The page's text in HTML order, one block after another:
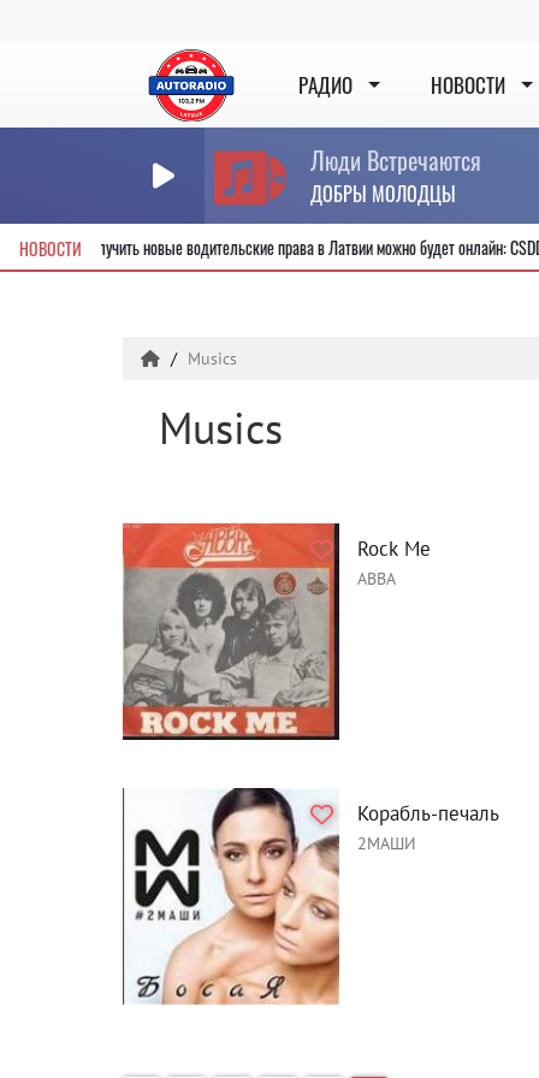
РАДИО НОВОСТИ
Люди Встречаются
ДОБРЫ МОЛОДЦЫ
НОВОСТИ Получить новые водительские права в Латвии можно будет
Musics
Musics
Rock Me
ABBA
Корабль-печаль
2МАШИ